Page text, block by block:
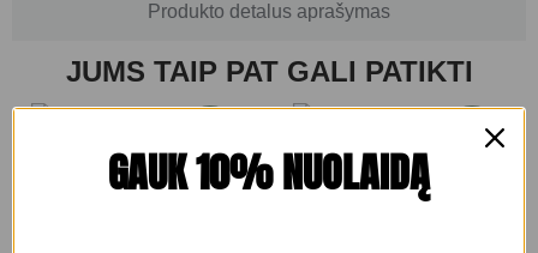
Produkto detalus aprašymas
JUMS TAIP PAT GALI PATIKTI
Akcija!
GAUK 10% NUOLAIDĄ